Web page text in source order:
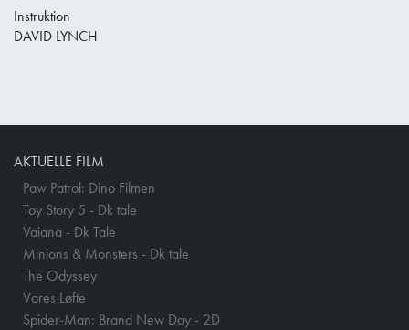
Instruktion
DAVID LYNCH
AKTUELLE FILM
Paw Patrol: Dino Filmen
Toy Story 5 - Dk tale
Vaiana - Dk Tale
Minions & Monsters - Dk tale
The Odyssey
Vores Løfte
Spider-Man: Brand New Day - 2D